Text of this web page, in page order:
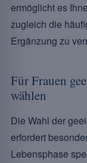
ermöglicht es
zugleich die
Ergänzung zu
Für Frauen
wählen
Die Wahl der
erfordert
Lebensphase